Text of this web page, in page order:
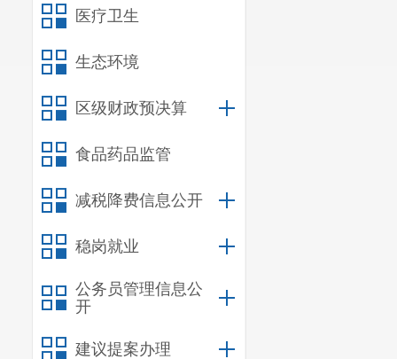
医疗卫生
生态环境
区级财政预决算
食品药品监管
减税降费信息公开
稳岗就业
公务员管理信息公
开
建议提案办理